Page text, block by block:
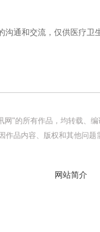
通和交流，仅供医疗
网"的所有作品，均转载、
作品内容、版权和其他问
网站简介